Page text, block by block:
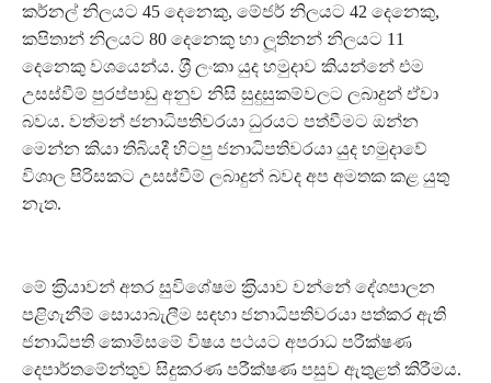
කර්නල් නිලයට 45 දෙනෙකු, මේජර් නිලයට 42 දෙනෙකු,
කපිතාන් නිලයට 80 දෙනෙකු හා ලූතිනන් නිලයට 11
දෙනෙකු වශයෙන්ය. ශ‍්‍රී ලංකා යුද හමුදාව කියන්නේ එම
උසස්වීම් පුරප්පාඩු අනුව නිසි සුදුසුකම්වලට ලබාදුන් ඒවා
බවය. වත්මන් ජනාධිපතිවරයා ධුරයට පත්වීමට ඔන්න
මෙන්න කියා තිබියදී හිටපු ජනාධිපතිවරයා යුද හමුදාවේ
විශාල පිරිසකට උසස්වීම් ලබාදුන් බවද අප අමතක කළ යුතු
නැත.
මේ ක‍්‍රියාවන් අතර සුවිශේෂම ක‍්‍රියාව වන්නේ දේශපාලන
පළිගැනීම් සොයාබැලීම සඳහා ජනාධිපතිවරයා පත්කර ඇති
ජනාධිපති කොමිසමේ විෂය පථයට අපරාධ පරීක්ෂණ
දෙපාර්තමේන්තුව සිදුකරණ පරීක්ෂණ පසුව ඇතුළත් කිරීමය.